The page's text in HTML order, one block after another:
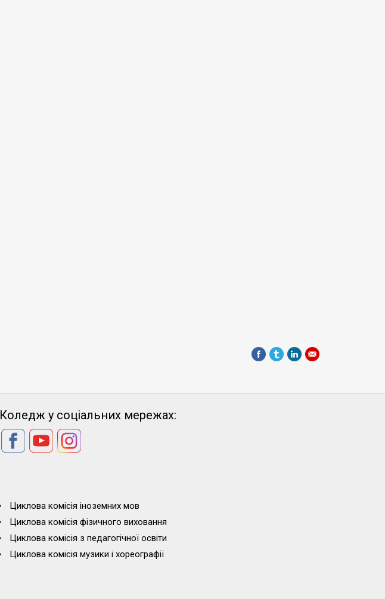
Коледж у соціальних мережах:
Циклова комісія іноземних мов
Циклова комісія фізичного виховання
Циклова комісія з педагогічної освіти
Циклова комісія музики і хореографії